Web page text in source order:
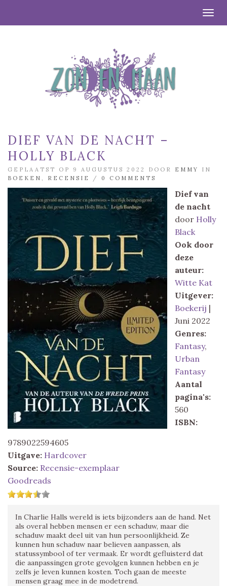
DIEF VAN DE NACHT –
HOLLY BLACK
GEPLAATST OP 9 AUGUSTUS 2022 DOOR EMMY
IN
BOEKEN
RECENSIE / 0 COMMENTS
Dief van
de nacht
door Holly
Black
Ook door
deze
auteur:
Witte Kat
Uitgever:
Boekerij |
Juni 2022
Genres:
Fantasy,
Urban
Fantasy
Aantal
pagina's:
560
ISBN:
9789022594605
Uitgave: Hardcover
Source: Recensie-exemplaar
Goodreads
In Charlie Halls wereld is iets bijzonders aan de hand. Net
als overal hebben mensen er een schaduw, maar die
schaduw maakt deel uit van hun persoonlijkheid. Ze
kunnen hun schaduw naar believen aanpassen, als
statussymbool of ter vermaak. Er wordt gefluisterd dat
die aanpassingen grote gevolgen kunnen hebben en je
zelfs je leven kunnen kosten. Toch gaan de meeste
mensen graag mee in de modetrend.